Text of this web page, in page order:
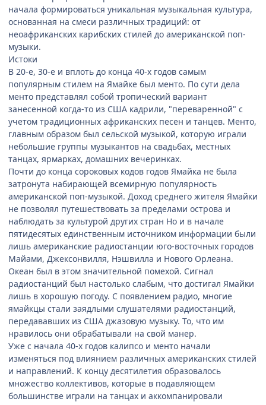
начала формироваться уникальная музыкальная культура,
основанная на смеси различных традиций: от
неоафриканских карибских стилей до американской поп-
музыки.
Истоки
В 20-е, 30-е и вплоть до конца 40-х годов самым
популярным стилем на Ямайке был менто. По сути дела
менто представлял собой тропический вариант
занесенной когда-то из США кадрили, "переваренной" с
учетом традиционных африканских песен и танцев. Менто,
главным образом был сельской музыкой, которую играли
небольшие группы музыкантов на свадьбах, местных
танцах, ярмарках, домашних вечеринках.
Почти до конца сороковых кодов годов Ямайка не была
затронута набирающей всемирную популярность
американской поп-музыкой. Доход среднего жителя Ямайки
не позволял путешествовать за пределами острова и
наблюдать за культурой других стран Но и в начале
пятидесятых единственным источником информации были
лишь американские радиостанции юго-восточных городов
Майами, Джексонвилля, Нэшвилла и Нового Орлеана.
Океан был в этом значительной помехой. Сигнал
радиостанций был настолько слабым, что достигал Ямайки
лишь в хорошую погоду. С появлением радио, многие
ямайкцы стали заядлыми слушателями радиостанций,
передававших из США джазовую музыку. То, что им
нравилось они обрабатывали на свой манер.
Уже с начала 40-х годов калипсо и менто начали
изменяться под влиянием различных американских стилей
и направлений. К концу десятилетия образовалось
множество коллективов, которые в подавляющем
большинстве играли на танцах и аккомпанировали